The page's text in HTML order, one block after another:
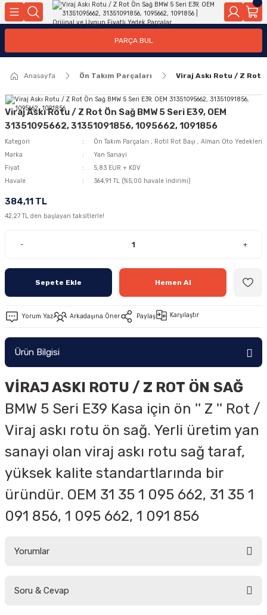
Geri Dön
Geri Dön
Geri Dön
Yakıt Pompası, Yakıt Hatları
Motor Elektrik
Ateşleme Buji Bobin Buji Kablosu
Geri Dön
Geri Dön
Geri Dön
Kollar
Geri Dön
Geri Dön
Ön Arka
Geri Dön
PARÇA BUL
Anasayfa Ön Takım Parçaları Viraj Askı Rotu / Z Rot
Viraj Askı Rotu / Z Rot Ön Sağ BMW 5 Seri E39, OEM
31351095662, 31351091856, 1095662, 1091856
Kategori Ön Takım Parçaları , Rotil Rot Başı , Alman Oto Yedekleri
Marka
Yan Sanayi
Fiyat
5,83 EUR + KDV
Havale
364,91 TL (%5,00 havale indirimi)
384,11 TL
42,27 TL den başlayan taksitlerle!
- +
Sepete Ekle Hemen Al
Yorum Yaz Arkadaşına Öner Paylaş Karşılaştır
Ürün Bilgisi
VİRAJ ASKI ROTU / Z ROT ÖN SAĞ
BMW 5 Seri E39 Kasa için ön '' Z '' Rot /
Viraj askı rotu ön sağ. Yerli üretim yan
sanayi olan viraj askı rotu sağ taraf,
yüksek kalite standartlarında bir
üründür. OEM 31 35 1 095 662, 31 35 1
091 856, 1 095 662, 1 091 856
Yorumlar
Soru & Cevap